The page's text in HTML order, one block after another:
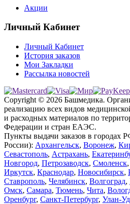
Акции
Личный Кабинет
Личный Кабинет
История заказов
Мои Закладки
Рассылка новостей
Copyright © 2026 Башмедика.
реализацию всех видов
и расходных материалов по
Федерации и стран ЕАЭС.
Пункты выдачи заказов в
России): Архангельск, Воронеж,
Севастополь, Астрахань,
Новгород, Петрозаводск, Смоленск,
Иркутск, Краснодар, Новосибирск,
Ставрополь, Челябинск, Волгоград,
Омск, Самара, Тюмень, Чита,
Оренбург, Санкт-Петербург, Улан-